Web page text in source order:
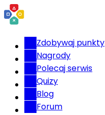
Zdobywaj punkty
Nagrody
Polecaj serwis
Quizy
Blog
Forum